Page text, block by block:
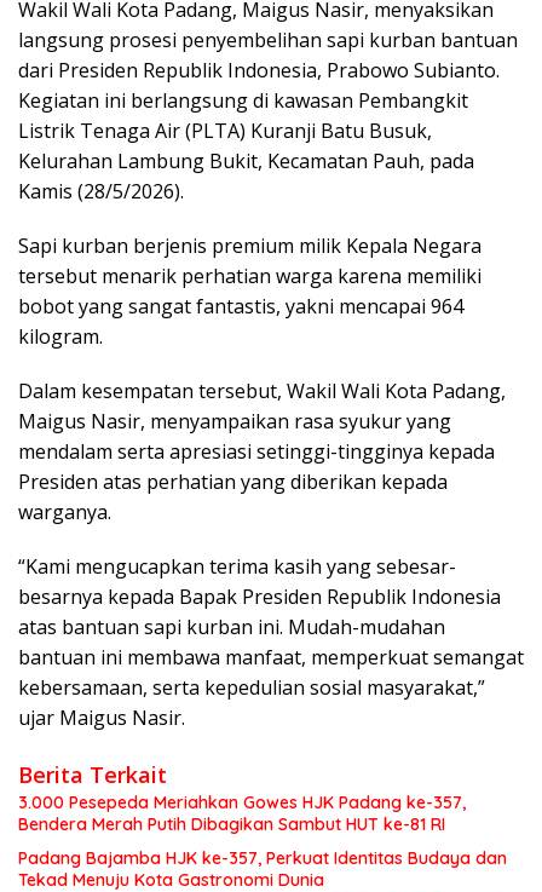
Wakil Wali Kota Padang, Maigus Nasir, menyaksikan
langsung prosesi penyembelihan sapi kurban bantuan
dari Presiden Republik Indonesia, Prabowo Subianto.
Kegiatan ini berlangsung di kawasan Pembangkit
Listrik Tenaga Air (PLTA) Kuranji Batu Busuk,
Kelurahan Lambung Bukit, Kecamatan Pauh, pada
Kamis (28/5/2026).
Sapi kurban berjenis premium milik Kepala Negara
tersebut menarik perhatian warga karena memiliki
bobot yang sangat fantastis, yakni mencapai 964
kilogram.
Dalam kesempatan tersebut, Wakil Wali Kota Padang,
Maigus Nasir, menyampaikan rasa syukur yang
mendalam serta apresiasi setinggi-tingginya kepada
Presiden atas perhatian yang diberikan kepada
warganya.
“Kami mengucapkan terima kasih yang sebesar-
besarnya kepada Bapak Presiden Republik Indonesia
atas bantuan sapi kurban ini. Mudah-mudahan
bantuan ini membawa manfaat, memperkuat semangat
kebersamaan, serta kepedulian sosial masyarakat,”
ujar Maigus Nasir.
Berita Terkait
3.000 Pesepeda Meriahkan Gowes HJK Padang ke-357,
Bendera Merah Putih Dibagikan Sambut HUT ke-81 RI
Padang Bajamba HJK ke-357, Perkuat Identitas Budaya dan
Tekad Menuju Kota Gastronomi Dunia